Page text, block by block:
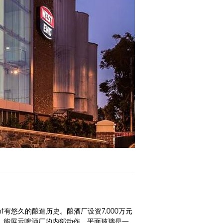
悠久的酿造历史。酿酒厂设资7,000万元
展示啤酒厂的内部动作。平面玻璃是一